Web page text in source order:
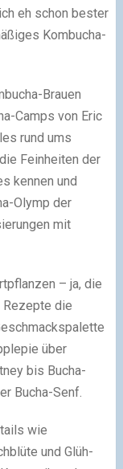
eh schon bester
Kombucha-
Brauen
Camps von Eric
rund ums
Feinheiten der
kennen und
Olymp der
mit
– ja, die
Rezepte die
über
bis Bucha-
Bucha-Senf.
wie
und Glüh-